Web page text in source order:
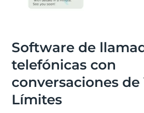
Software de
telefónicas con
conversaciones de
Límites